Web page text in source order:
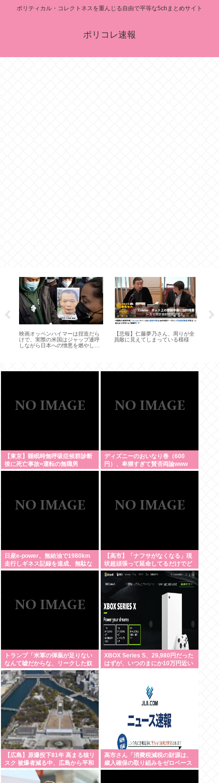
ポリティカル・コレクトネスを重んじる自由で平等な5chまとめサイト
ポリコレ速報
映画オッペンハイマーは捏造だら
けで、実際の米国はジャップ連呼
しながら日本への憎悪を燃やして
【悲報】仁藤夢乃さん、周りが全
員敵に見えてしまっている模様
【東京】睡眠時無呼吸症候群診断
後に死亡事故=運転の無職男
（34）、独断で治療中断-危険運転
ディズニーのおいなり巻（600
円）、卑猥すぎて賛否両論www
日産e-power、無給油で1980km
走行しギネス記録を達成、無駄な
発電や送電ロスなくEVよりエコを
【高市】「ナフサがなくなる」現
状超頑張って延命してるだけでど
んどん不足してる状況は改善して
ないのにもうナフサあることにな
った理由
トランプ「米軍の弾薬が足りない
なんて嘘だからな、リークした奴
は懲役刑だ！」
XBOX Series S、29,980円だった
はずが、いつのまにか10万円近い
【広島】原爆投下81年 高まる核リ
スク 被爆者減る中、広島から平和
訴え
高市さん「消費税減税の財源は、
歳入確保の取り組みをゼロベース
で進めることで十分に対応でき